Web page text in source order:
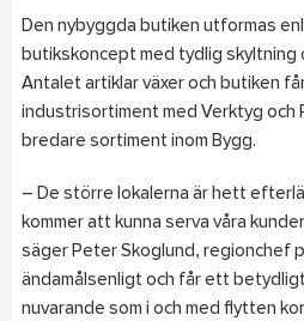
Den nybyggda butiken utformas
butikskoncept med tydlig skyltning
Antalet artiklar växer och butiken
industrisortiment med Verktyg och
bredare sortiment inom Bygg.
– De större lokalerna är hett
kommer att kunna serva våra
säger Peter Skoglund, regionchef
ändamålsenligt och får ett
nuvarande som i och med flytten